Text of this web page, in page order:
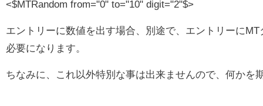
<$MTRandom from="0" to="10" digit="2"$>
エントリーに数値を出す場合、別途で、エントリーに
必要になります。
ちなみに、これ以外特別な事は出来ませんので、何かを